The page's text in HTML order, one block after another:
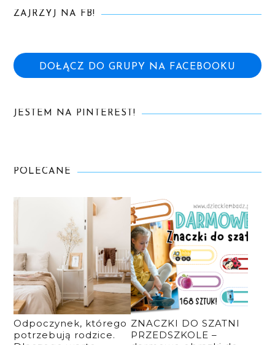
ZAJRZYJ NA FB!
DOŁĄCZ DO GRUPY NA FACEBOOKU
JESTEM NA PINTEREST!
POLECANE
Odpoczynek, którego
potrzebują rodzice.
ZNACZKI DO SZATNI
PRZEDSZKOLE –